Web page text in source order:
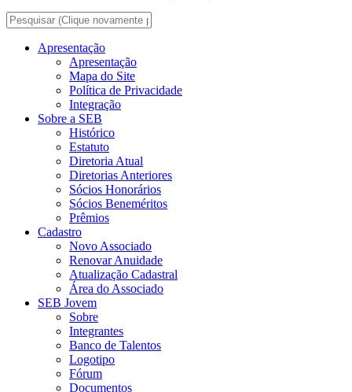
Apresentação
Apresentação
Mapa do Site
Política de Privacidade
Integração
Sobre a SEB
Histórico
Estatuto
Diretoria Atual
Diretorias Anteriores
Sócios Honorários
Sócios Beneméritos
Prêmios
Cadastro
Novo Associado
Renovar Anuidade
Atualização Cadastral
Área do Associado
SEB Jovem
Sobre
Integrantes
Banco de Talentos
Logotipo
Fórum
Documentos